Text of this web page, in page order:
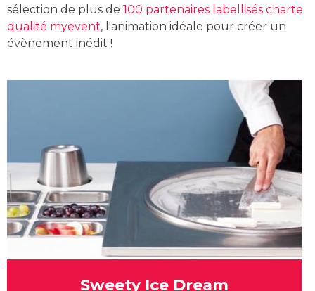
sélection de plus de 100 partenaires labellisés charte
qualité myevent, l'animation idéale pour créer un
évènement inédit !
Sweety Ice Dream